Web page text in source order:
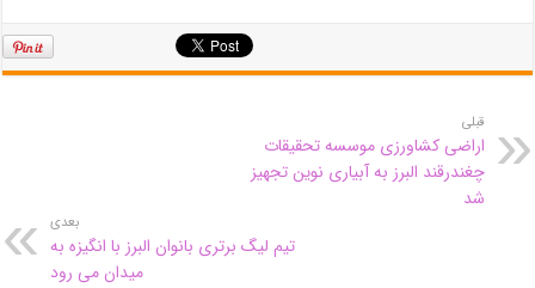
قبلی
اراضی کشاورزی موسسه تحقیقات
چغندرقند البرز به آبیاری نوین تجهیز
شد
بعدی
تیم لیگ برتری بانوان البرز با انگیزه به
میدان می رود